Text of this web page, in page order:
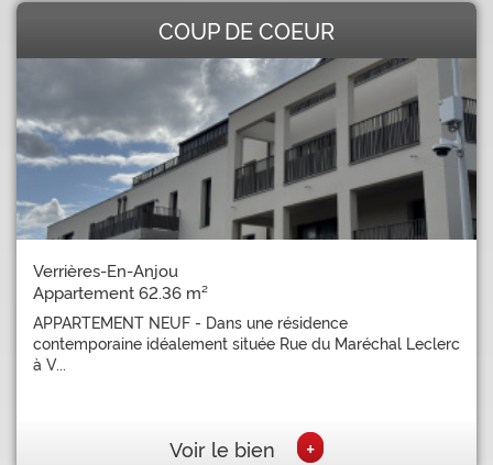
COUP DE COEUR
Verrières-En-Anjou
Appartement 62.36 m²
APPARTEMENT NEUF - Dans une résidence
contemporaine idéalement située Rue du Maréchal Leclerc
à V...
Voir le bien +